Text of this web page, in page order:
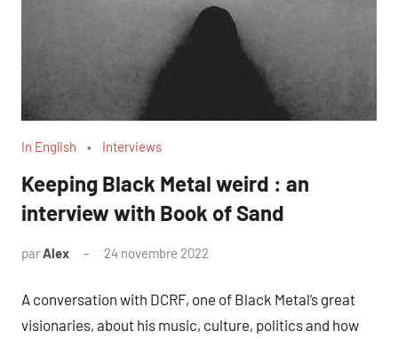
In English Interviews
Keeping Black Metal weird : an
interview with Book of Sand
parAlex 24 novembre 2022
A conversation with DCRF, one of Black Metal’s great
visionaries, about his music, culture, politics and how